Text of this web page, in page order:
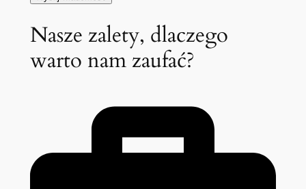
Nasze zalety, dlaczego
warto nam zaufać?